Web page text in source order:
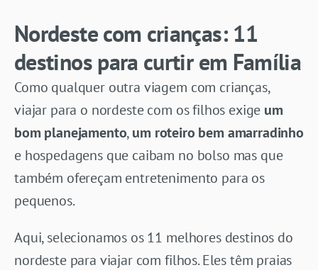
Nordeste com crianças: 11
destinos para curtir em Família
Como qualquer outra viagem com crianças,
viajar para o nordeste com os filhos exige um
bom planejamento,um roteiro bem amarradinho
e hospedagens que caibam no bolso mas que
também ofereçam entretenimento para os
pequenos.
Aqui, selecionamos os 11 melhores destinos do
nordeste para viajar com filhos. Eles têm praias